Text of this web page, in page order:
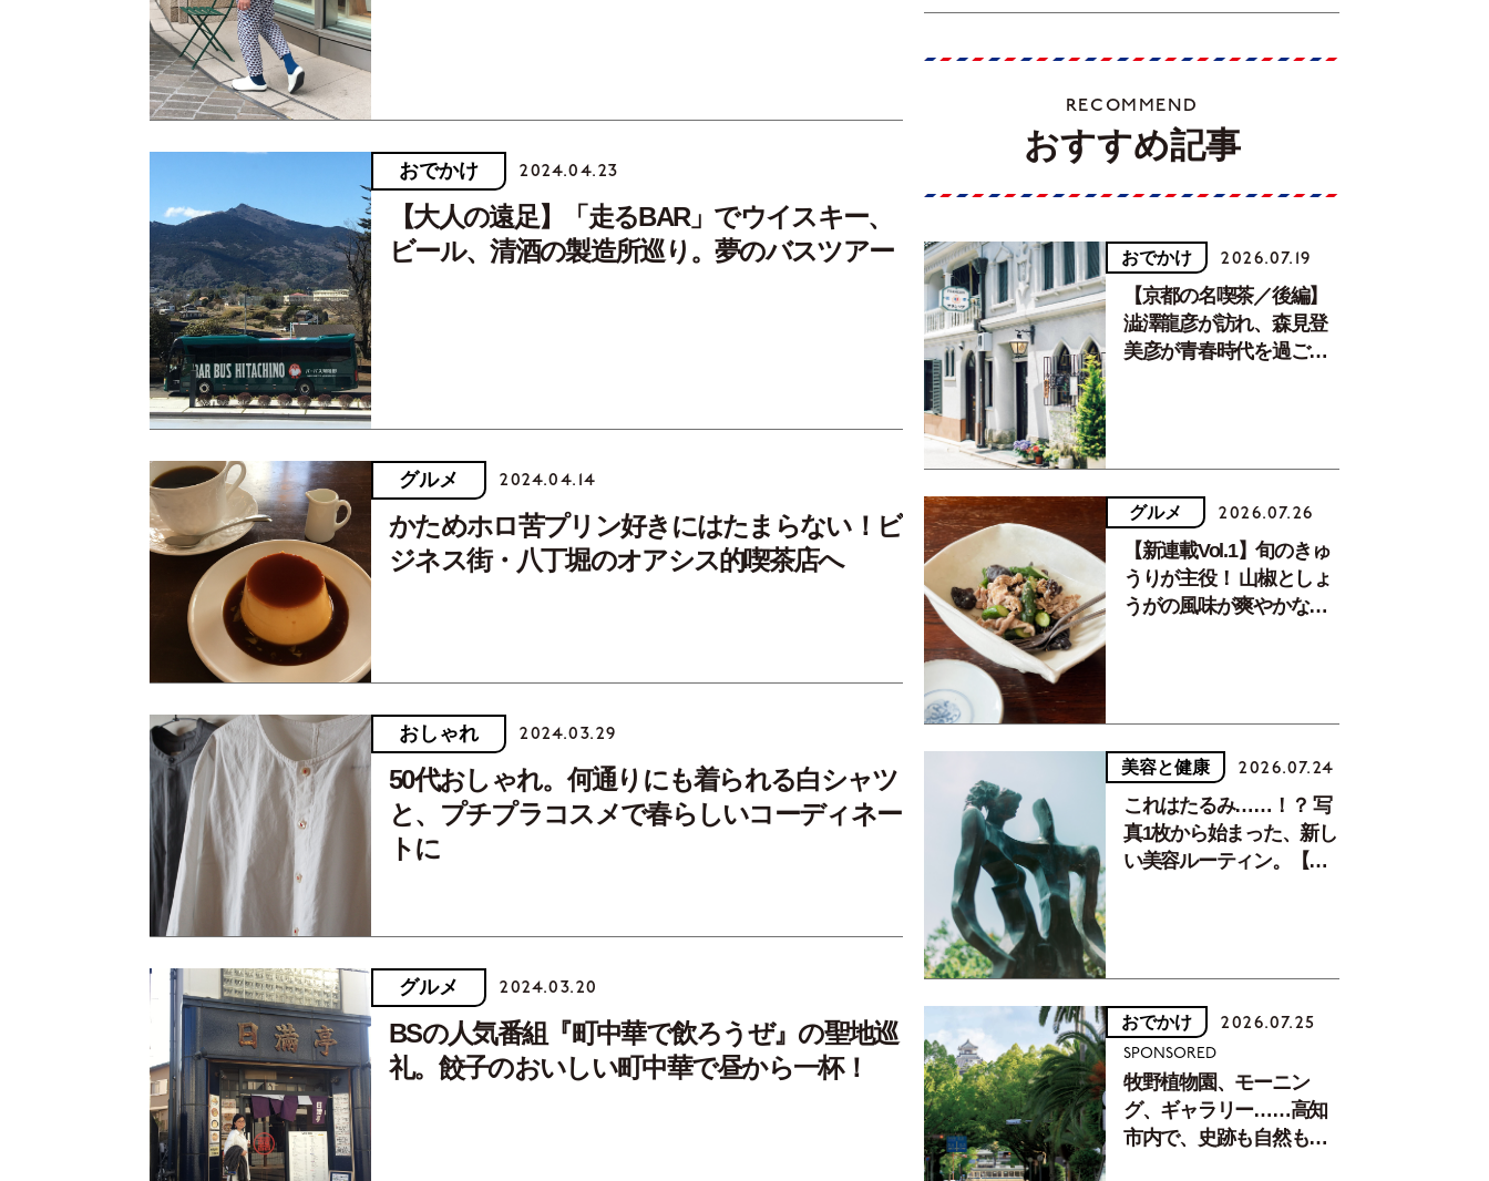
おでかけ 2024.04.23
【大人の遠足】「走るBAR」でウイスキー、
ビール、清酒の製造所巡り。夢のバスツアー
グルメ 2024.04.14
かためホロ苦プリン好きにはたまらない！ビ
ジネス街・八丁堀のオアシス的喫茶店へ
おしゃれ 2024.03.29
50代おしゃれ。何通りにも着られる白シャツ
と、プチプラコスメで春らしいコーディネー
トに
グルメ 2024.03.20
BSの人気番組『町中華で飲ろうぜ』の聖地巡
礼。餃子のおいしい町中華で昼から一杯！
RECOMMEND
おすすめ記事
おでかけ 2026.07.19
【京都の名喫茶／後編】
澁澤龍彦が訪れ、森見登
美彦が青春時代を過ごし
グルメ 2026.07.26
【新連載Vol.1】旬のきゅ
うりが主役！ 山椒としょ
うがの風味が爽やかな、
美容と健康 2026.07.24
これはたるみ……！？ 写
真1枚から始まった、新し
い美容ルーティン。【中
おでかけ 2026.07.25
SPONSORED
牧野植物園、モーニン
グ、ギャラリー……高知
市内で、史跡も自然もグ